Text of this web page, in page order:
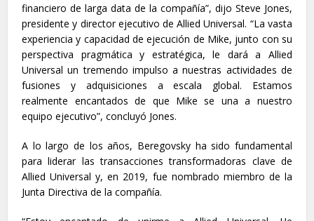
financiero de larga data de la compañía”, dijo Steve Jones,
presidente y director ejecutivo de Allied Universal. “La vasta
experiencia y capacidad de ejecución de Mike, junto con su
perspectiva pragmática y estratégica, le dará a Allied
Universal un tremendo impulso a nuestras actividades de
fusiones y adquisiciones a escala global. Estamos
realmente encantados de que Mike se una a nuestro
equipo ejecutivo”, concluyó Jones.
A lo largo de los años, Beregovsky ha sido fundamental
para liderar las transacciones transformadoras clave de
Allied Universal y, en 2019, fue nombrado miembro de la
Junta Directiva de la compañía.